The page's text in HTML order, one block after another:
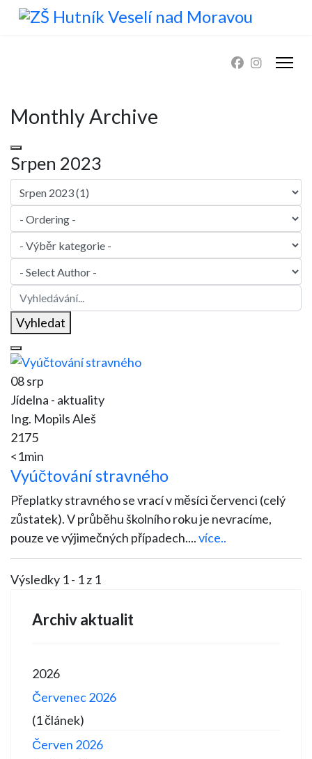
Monthly Archive
Srpen 2023
Vyhledat
08 srp
Jídelna - aktuality
Ing. Mopils Aleš
2175
<1min
Vyúčtování stravného
Přeplatky stravného se vrací v měsíci červenci (celý
zůstatek). V průběhu školního roku je nevracíme,
pouze ve výjimečných případech....více..
Výsledky 1 - 1 z 1
Archiv aktualit
2026
Červenec 2026
(1 článek)
Červen 2026